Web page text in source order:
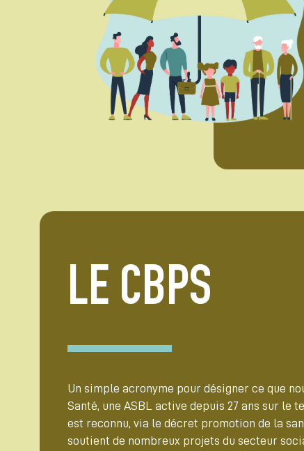
LE CBPS
Un simple acronyme pour désigner ce que
Santé, une ASBL active depuis 27 ans sur le
est reconnu, via le décret promotion de la
soutient de nombreux projets du secteur